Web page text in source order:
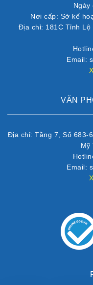
Ngày
Nơi cấp: Sở kế
Địa chỉ: 181C Tỉnh Lộ
Email:
VĂN
Địa chỉ: Tầng 7, Số 683-
Mỹ
Email: